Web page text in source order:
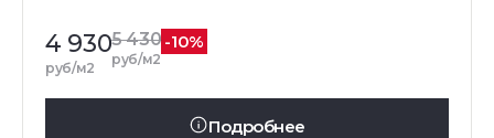
4 930
руб/м2
5 430
руб/м2
-10%
Подробнее